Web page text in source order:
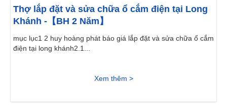
Thợ lắp đặt và sửa chữa ổ cắm điện tại Long
Khánh -【BH 2 Năm】
mục lục1 2 huy hoàng phát báo giá lắp đặt và sửa chữa ổ cắm
điện tại long khánh2.1...
Xem thêm >